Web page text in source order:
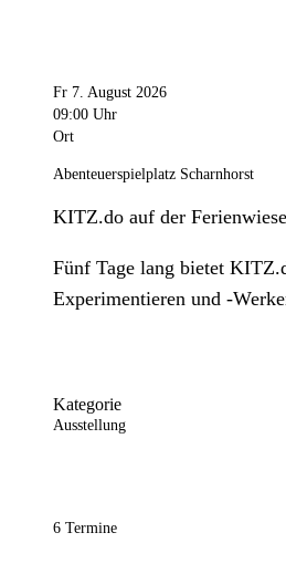
Fr 7. August 2026
09:00 Uhr
Ort
Abenteuerspielplatz Scharnhorst
KITZ.do auf der
Fünf Tage lang bietet
Experimentieren und -
Kategorie
Ausstellung
6 Termine